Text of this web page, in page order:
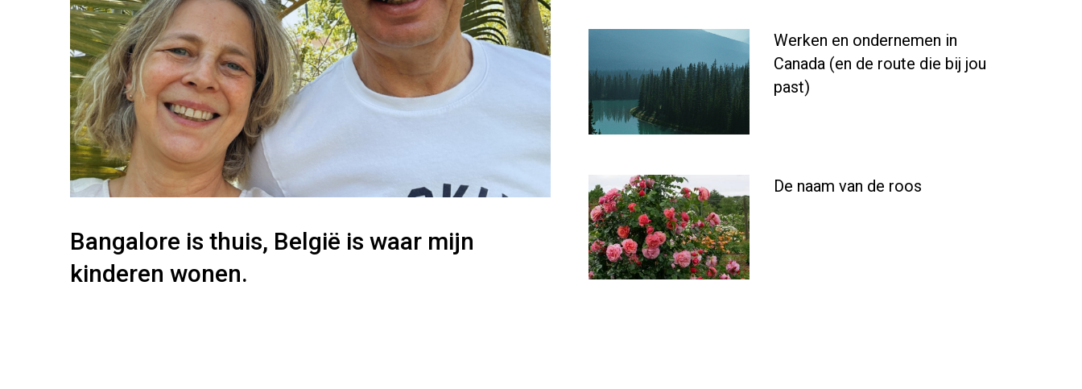
Bangalore is thuis, België is waar mijn
kinderen wonen.
Werken en ondernemen in
Canada (en de route die bij jou
past)
De naam van de roos